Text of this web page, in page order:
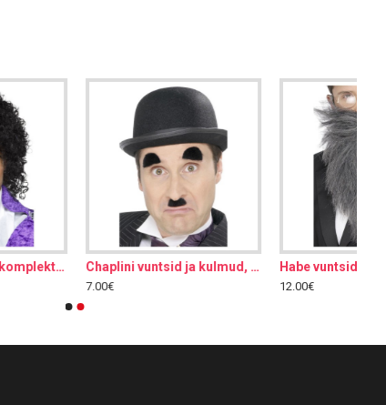
Habe vuntsidega, pikk, hall Habe vuntsidega, pikk, must